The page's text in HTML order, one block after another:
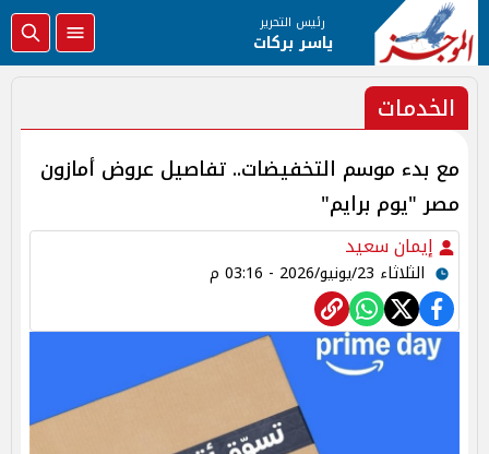
رئيس التحرير
ياسر بركات
الخدمات
مع بدء موسم التخفيضات.. تفاصيل عروض أمازون
مصر "يوم برايم"
إيمان سعيد
الثلاثاء 23/يونيو/2026 - 03:16 م